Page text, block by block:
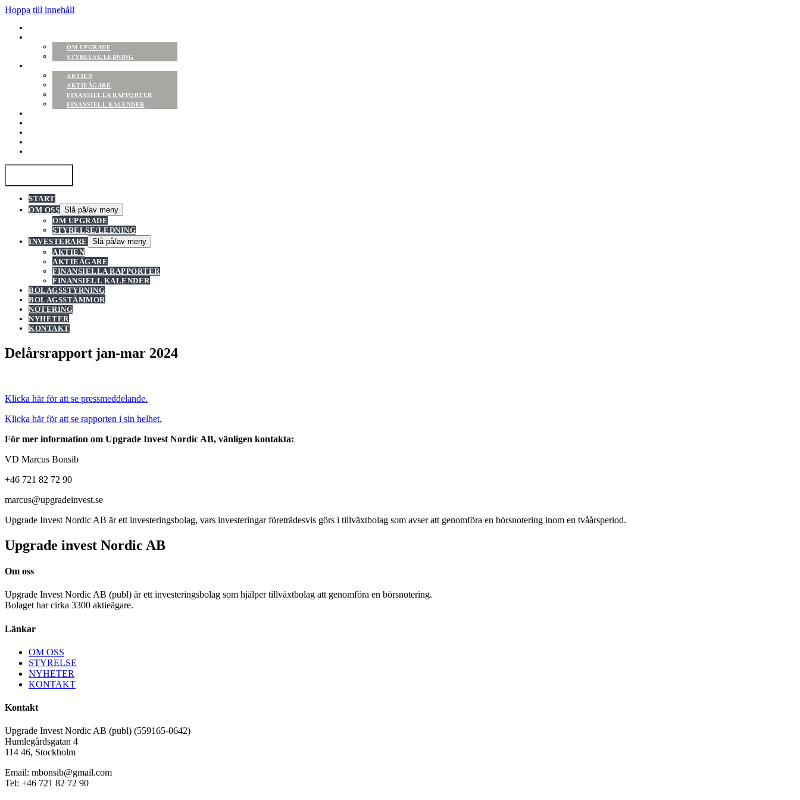
Hoppa till innehåll
OM UPGRADE
STYRELSE/LEDNING
AKTIEN
AKTIEÄGARE
FINANSIELLA RAPPORTER
FINANSIELL KALENDER
START
OM OSS Slå på/av meny
OM UPGRADE
STYRELSE/LEDNING
INVESTERARE
Slå på/av meny
AKTIEN
AKTIEÄGARE
FINANSIELLA RAPPORTER
FINANSIELL KALENDER
BOLAGSSTYRNING
BOLAGSSTÄMMOR
NOTERING
NYHETER
KONTAKT
Delårsrapport jan-mar 2024
Klicka här för att se pressmeddelande.
Klicka här för att se rapporten i sin helhet.
För mer information om Upgrade Invest Nordic AB, vänligen kontakta:
VD Marcus Bonsib
+46 721 82 72 90
marcus@upgradeinvest.se
Upgrade Invest Nordic AB är ett investeringsbolag, vars investeringar företrädesvis görs i tillväxtbolag som avser att genomföra en börsnotering inom en tvåårsperiod.
Upgrade invest Nordic AB
Om oss
Upgrade Invest Nordic AB (publ) är ett investeringsbolag som hjälper tillväxtbolag att genomföra en börsnotering.
Bolaget har cirka 3300 aktieägare.
Länkar
OM OSS
STYRELSE
NYHETER
KONTAKT
Kontakt
Upgrade Invest Nordic AB (publ) (559165-0642)
Humlegårdsgatan 4
114 46, Stockholm
Email: mbonsib@gmail.com
Tel: +46 721 82 72 90